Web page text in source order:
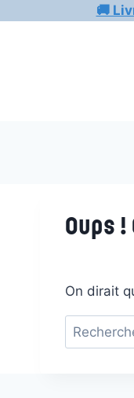
🚚
Oups
On dirait
Rechercher